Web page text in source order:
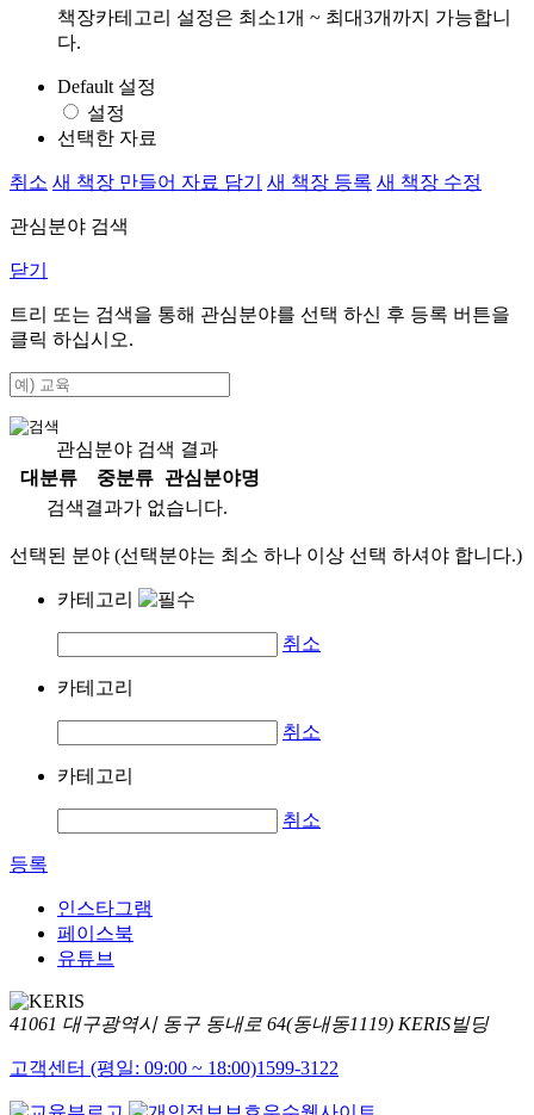
책장카테고리 설정은 최소1개 ~ 최대3개까지 가능합니
다.
Default 설정
설정
선택한 자료
취소 새 책장 만들어 자료 담기 새 책장 등록 새 책장 수정
관심분야 검색
닫기
트리 또는 검색을 통해 관심분야를 선택 하신 후 등록 버튼을
클릭 하십시오.
관심분야 검색 결과
대분류
중분류
관심분야명
검색결과가 없습니다.
선택된 분야 (선택분야는 최소 하나 이상 선택 하셔야 합니다.)
카테고리
취소
카테고리
취소
카테고리
취소
등록
인스타그램
페이스북
유튜브
41061 대구광역시 동구 동내로 64(동내동1119) KERIS빌딩
고객센터 (평일: 09:00 ~ 18:00)1599-3122